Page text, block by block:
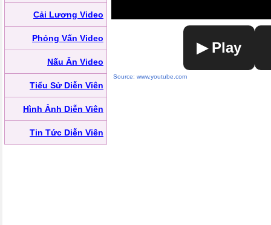
Cải Lương Video
Phỏng Vấn Video
Nấu Ăn Video
Tiểu Sử Diễn Viên
Hình Ảnh Diễn Viên
Tin Tức Diễn Viên
▶ Play
Source: www.youtube.com